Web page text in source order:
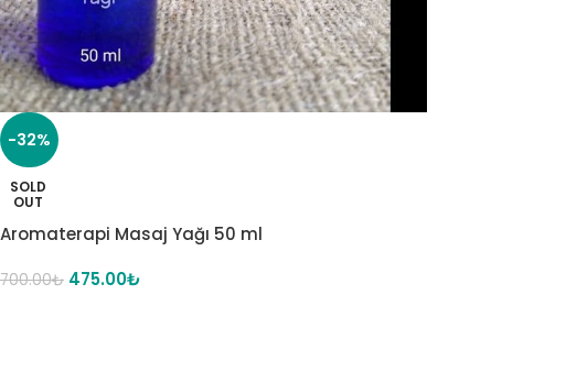
-32%
SOLD
OUT
Aromaterapi Masaj Yağı 50 ml
700.00₺ 475.00₺